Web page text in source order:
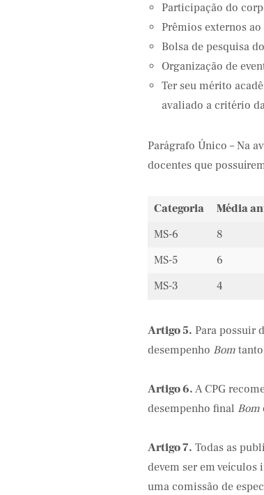
Participação do
Prêmios externos
Bolsa de pesquisa
Organização de
Ter seu mérito
avaliado a critério
Parágrafo Único – Na
docentes que
Categoria Média
MS-6
8
MS-5
6
MS-3
4
Artigo 5. Para possuir
desempenho Bom
Artigo 6. A CPG
desempenho final Bom
Artigo 7. Todas as
devem ser em veículos
uma comissão de